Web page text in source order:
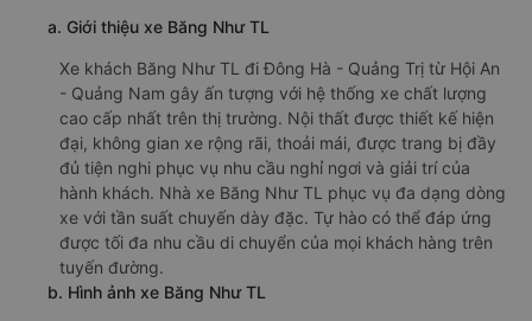
a. Giới thiệu xe Băng Như TL
Xe khách Băng Như TL đi Đông Hà - Quảng Trị từ Hội An
- Quảng Nam gây ấn tượng với hệ thống xe chất lượng
cao cấp nhất trên thị trường. Nội thất được thiết kế hiện
đại, không gian xe rộng rãi, thoải mái, được trang bị đầy
đủ tiện nghi phục vụ nhu cầu nghỉ ngơi và giải trí của
hành khách. Nhà xe Băng Như TL phục vụ đa dạng dòng
xe với tần suất chuyến dày đặc. Tự hào có thể đáp ứng
được tối đa nhu cầu di chuyển của mọi khách hàng trên
tuyến đường.
b. Hình ảnh xe Băng Như TL